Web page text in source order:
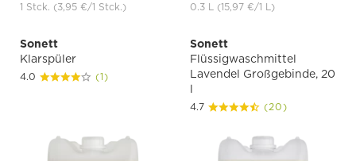
1 Stck. (3,95 €/1 Stck.) 0.3 L (15,97 €/1 L)
Sonett
Klarspüler
4.0 (1)
Sonett
Flüssigwaschmittel
Lavendel Großgebinde, 20
l
4.7 (20)